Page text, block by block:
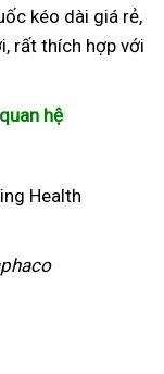
kéo dài giá rẻ,
rất thích hợp với
hệ
Health